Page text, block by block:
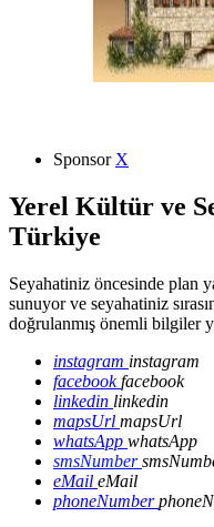
Sponsor X
Yerel Kültür ve
Türkiye
Seyahatiniz öncesinde plan
sunuyor ve seyahatiniz
doğrulanmış önemli bilgiler
instagram instagram
facebookfacebook
linkedin linkedin
mapsUrl mapsUrl
whatsApp whatsApp
smsNumber
eMail eMail
phoneNumber